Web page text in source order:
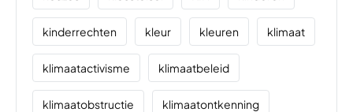
kinderrechten kleur kleuren klimaat
klimaatactivisme klimaatbeleid
klimaatobstructie klimaatontkenning